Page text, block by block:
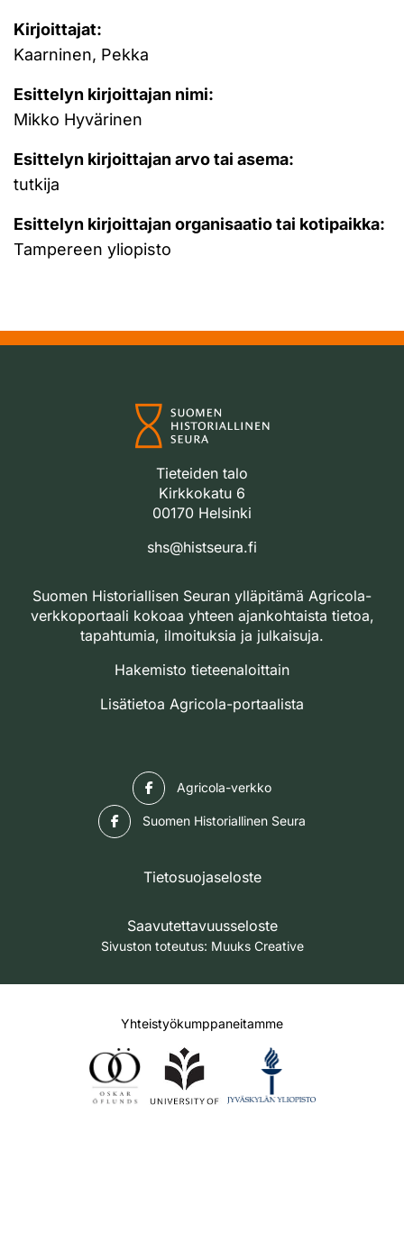
Kirjoittajat:
Kaarninen, Pekka
Esittelyn kirjoittajan nimi:
Mikko Hyvärinen
Esittelyn kirjoittajan arvo tai asema:
tutkija
Esittelyn kirjoittajan organisaatio tai kotipaikka:
Tampereen yliopisto
Tieteiden talo
Kirkkokatu 6
00170 Helsinki
shs@histseura.fi
Suomen Historiallisen Seuran ylläpitämä Agricola-
verkkoportaali kokoaa yhteen ajankohtaista tietoa,
tapahtumia, ilmoituksia ja julkaisuja.
Hakemisto tieteenaloittain
Lisätietoa Agricola-portaalista
Agricola-verkko
Suomen Historiallinen Seura
Tietosuojaseloste
Saavutettavuusseloste
Sivuston toteutus: Muuks Creative
Yhteistyökumppaneitamme